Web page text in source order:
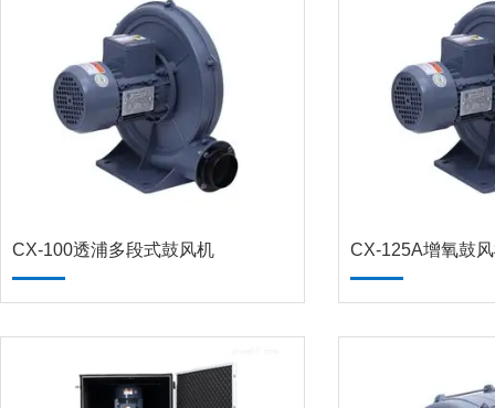
CX-100透浦多段式鼓风机 CX-125A增氧鼓